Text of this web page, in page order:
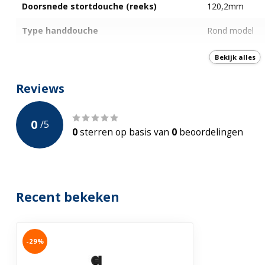
Doorsnede stortdouche (reeks) 120,2mm
Type handdouche Rond model
Glijstang op
Bediening
Materiaal Messing -
Met glijstang
Montage breedte
Garantie
Bekijk alles
Reviews
0 /5
0sterren op basis van 0 beoordelingen
Recent bekeken
-29%